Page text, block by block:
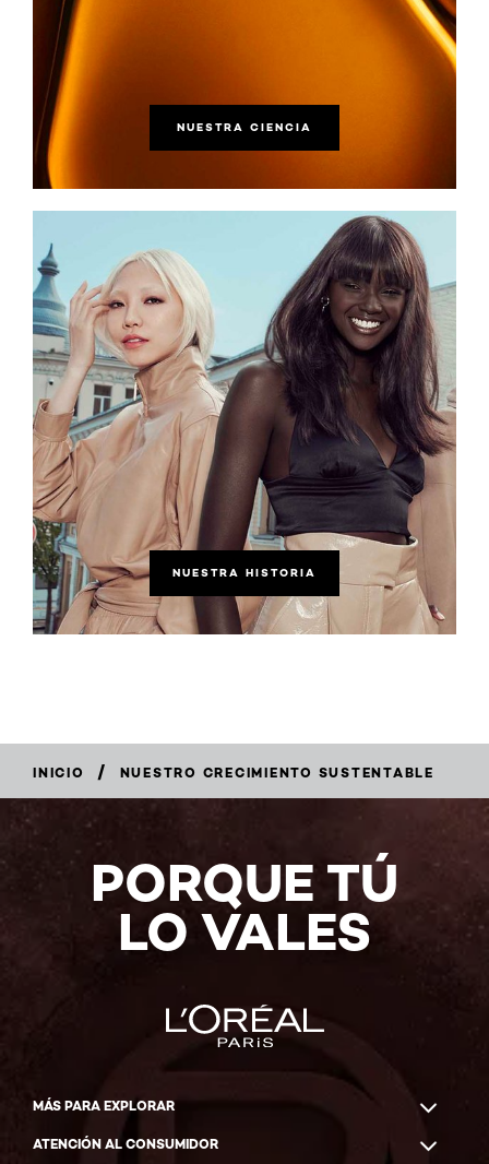
NUESTRA CIENCIA
NUESTRA HISTORIA
INICIO / NUESTRO CRECIMIENTO SUSTENTABLE
PORQUE TÚ
LO VALES
MÁS PARA EXPLORAR
ATENCIÓN AL CONSUMIDOR